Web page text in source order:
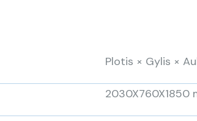
Plotis × Gylis ×
2030X760X1850